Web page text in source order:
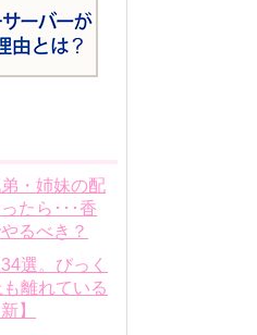
・姉妹の配
たら･･･香
るべき？
選。びっく
離れている
】